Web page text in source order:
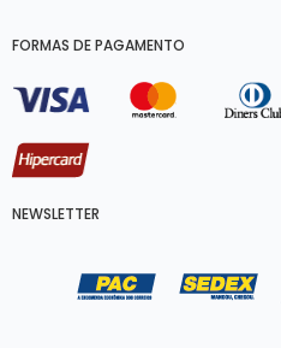
FORMAS DE PAGAMENTO
NEWSLETTER